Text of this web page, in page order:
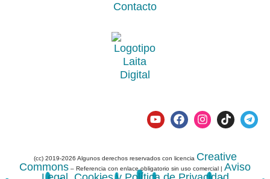
Contacto
(cc) 2019-2026 Algunos derechos reservados con licencia Creative
Commons – Referencia con enlace obligatorio sin uso comercial | Aviso